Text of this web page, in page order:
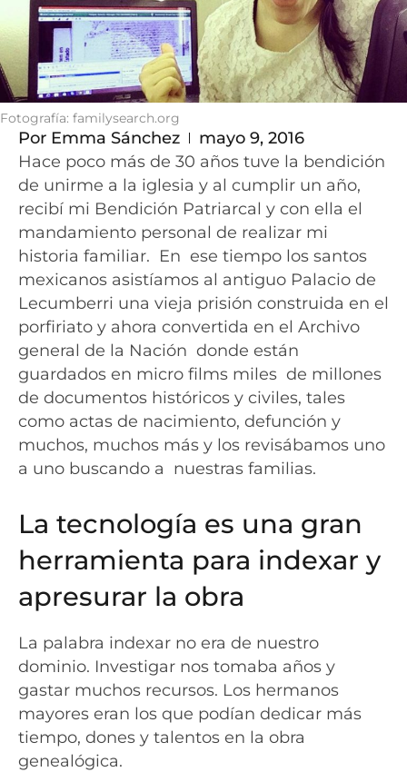
Fotografía: familysearch.org
Por Emma Sánchez
mayo 9, 2016
Hace poco más de 30 años tuve la bendición
de unirme a la iglesia y al cumplir un año,
recibí mi Bendición Patriarcal y con ella el
mandamiento personal de realizar mi
historia familiar. En ese tiempo los santos
mexicanos asistíamos al antiguo Palacio de
Lecumberri una vieja prisión construida en el
porfiriato y ahora convertida en el Archivo
general de la Nación donde están
guardados en micro films miles de millones
de documentos históricos y civiles, tales
como actas de nacimiento, defunción y
muchos, muchos más y los revisábamos uno
a uno buscando a nuestras familias.
La tecnología es una gran
herramienta para indexar y
apresurar la obra
La palabra indexar no era de nuestro
dominio. Investigar nos tomaba años y
gastar muchos recursos. Los hermanos
mayores eran los que podían dedicar más
tiempo, dones y talentos en la obra
genealógica.